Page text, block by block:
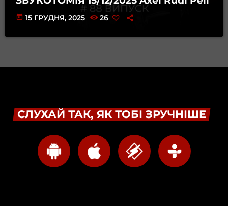
today 15 ГРУДНЯ, 2025 26
СЛУХАЙ ТАК, ЯК ТОБІ ЗРУЧНІШЕ